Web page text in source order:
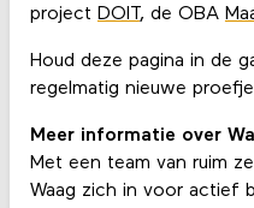
project DOIT, de OBA
Houd deze pagina in de
regelmatig nieuwe
Meer informatie over
Met een team van ruim
Waag zich in voor actief